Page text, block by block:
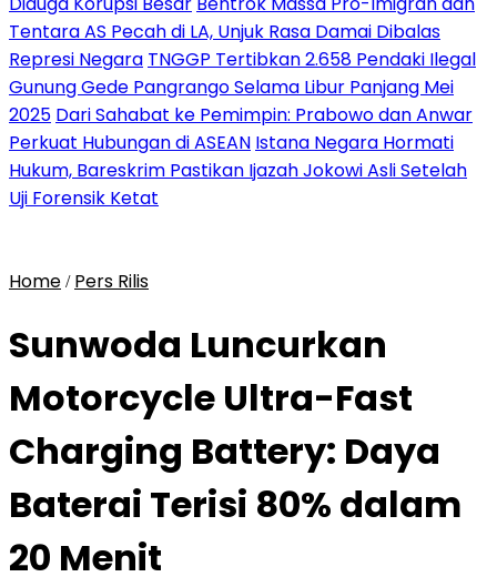
Tentara AS Pecah di LA, Unjuk Rasa Damai Dibalas
Represi Negara TNGGP Tertibkan 2.658 Pendaki Ilegal
Gunung Gede Pangrango Selama Libur Panjang Mei
2025 Dari Sahabat ke Pemimpin: Prabowo dan Anwar
Perkuat Hubungan di ASEAN Istana Negara Hormati
Hukum, Bareskrim Pastikan Ijazah Jokowi Asli Setelah
Uji Forensik Ketat
Home / Pers Rilis
Sunwoda Luncurkan
Motorcycle Ultra-Fast
Charging Battery: Daya
Baterai Terisi 80% dalam
20 Menit